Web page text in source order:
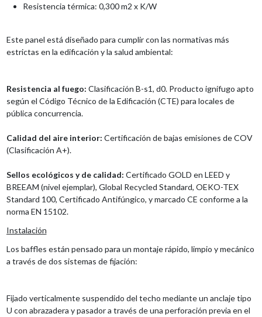
Resistencia térmica: 0,300 m2 x K/W
Este panel está diseñado para cumplir con las normativas más
estrictas en la edificación y la salud ambiental:
Resistencia al fuego: Clasificación B-s1, d0. Producto ignífugo apto
según el Código Técnico de la Edificación (CTE) para locales de
pública concurrencia.
Calidad del aire interior: Certificación de bajas emisiones de COV
(Clasificación A+).
Sellos ecológicos y de calidad: Certificado GOLD en LEED y
BREEAM (nivel ejemplar), Global Recycled Standard, OEKO-TEX
Standard 100, Certificado Antifúngico, y marcado CE conforme a la
norma EN 15102.
Instalación
Los baffles están pensado para un montaje rápido, limpio y mecánico
a través de dos sistemas de fijación:
Fijado verticalmente suspendido del techo mediante un anclaje tipo
U con abrazadera y pasador a través de una perforación previa en el